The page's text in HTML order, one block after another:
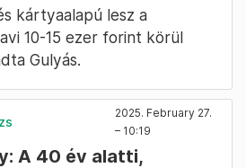
kártyaalapú lesz a
10-15 ezer forint körül
Gulyás.
2025. February 27.
– 10:19
A 40 év alatti,